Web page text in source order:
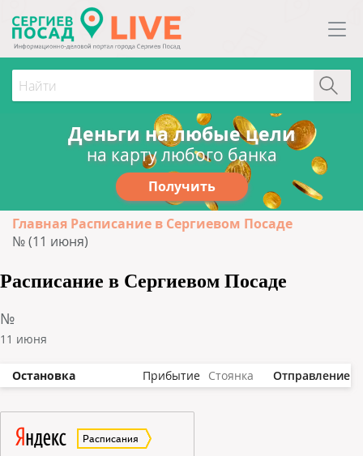
Деньги на любые цели
на карту любого банка
Получить
Главная Расписание в Сергиевом Посаде
№ (11 июня)
Расписание в Сергиевом Посаде
№
11 июня
Остановка Прибытие Стоянка Отправление